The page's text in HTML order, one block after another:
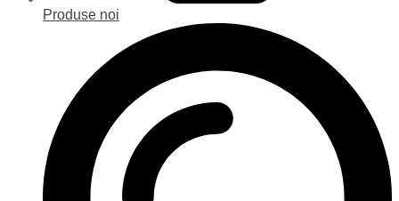
Produse noi